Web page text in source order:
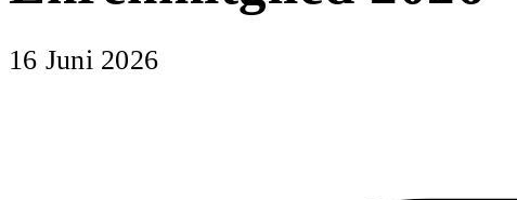
16 Juni 2026